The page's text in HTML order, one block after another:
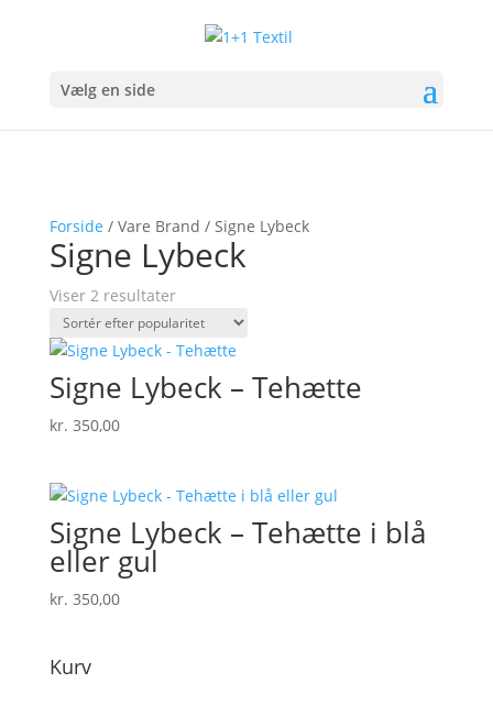
Vælg en side
Forside / Vare Brand / Signe Lybeck
Signe Lybeck
Viser 2 resultaterSorteret
efter
popularitet
Signe Lybeck – Tehætte
kr. 350,00
Signe Lybeck – Tehætte i blå
eller gul
kr. 350,00
Kurv